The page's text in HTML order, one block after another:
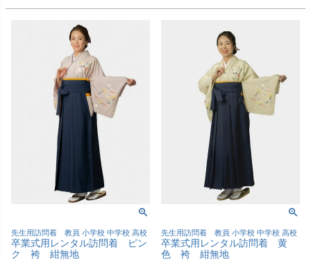
先生用訪問着 教員 小学校 中学校 高校
卒業式用レンタル訪問着 ピン
ク 袴 紺無地
先生用訪問着 教員 小学校 中学校 高校
卒業式用レンタル訪問着 黄
色 袴 紺無地